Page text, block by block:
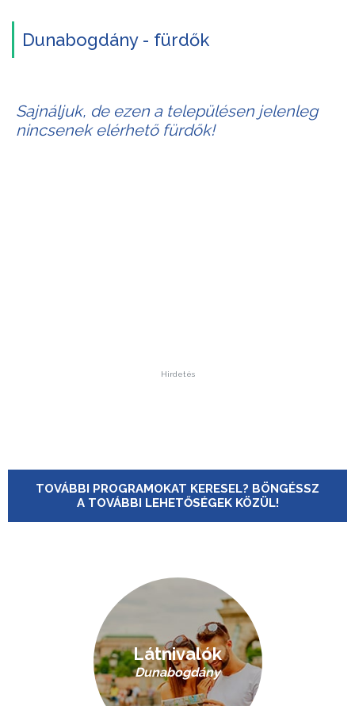
Dunabogdány - fürdők
Sajnáljuk, de ezen a településen jelenleg
nincsenek elérhető fürdők!
Hirdetés
TOVÁBBI PROGRAMOKAT KERESEL? BÖNGÉSSZ
A TOVÁBBI LEHETŐSÉGEK KÖZÜL!
Látnivalók
Dunabogdány